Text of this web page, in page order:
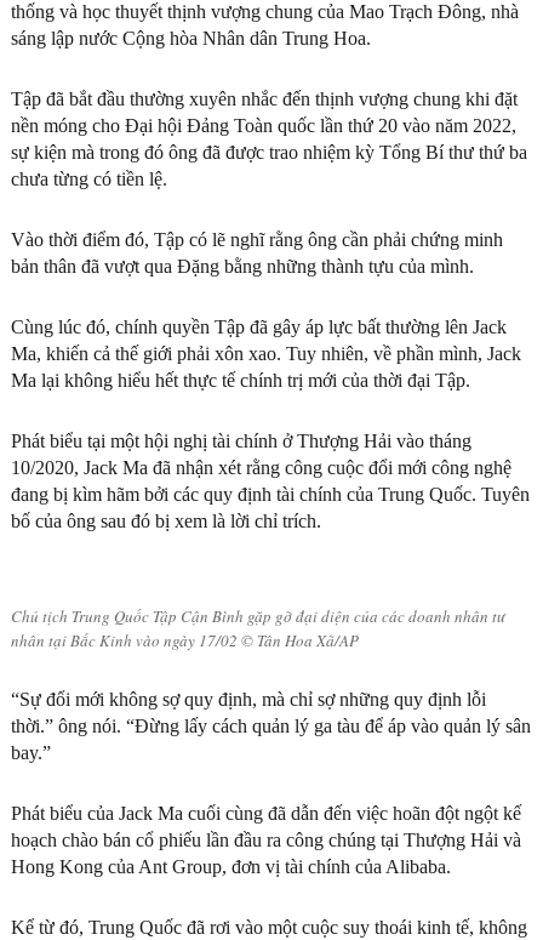
thống và học thuyết thịnh vượng chung của Mao Trạch Đông, nhà
sáng lập nước Cộng hòa Nhân dân Trung Hoa.
Tập đã bắt đầu thường xuyên nhắc đến thịnh vượng chung khi đặt
nền móng cho Đại hội Đảng Toàn quốc lần thứ 20 vào năm 2022,
sự kiện mà trong đó ông đã được trao nhiệm kỳ Tổng Bí thư thứ ba
chưa từng có tiền lệ.
Vào thời điểm đó, Tập có lẽ nghĩ rằng ông cần phải chứng minh
bản thân đã vượt qua Đặng bằng những thành tựu của mình.
Cùng lúc đó, chính quyền Tập đã gây áp lực bất thường lên Jack
Ma, khiến cả thế giới phải xôn xao. Tuy nhiên, về phần mình, Jack
Ma lại không hiểu hết thực tế chính trị mới của thời đại Tập.
Phát biểu tại một hội nghị tài chính ở Thượng Hải vào tháng
10/2020, Jack Ma đã nhận xét rằng công cuộc đổi mới công nghệ
đang bị kìm hãm bởi các quy định tài chính của Trung Quốc. Tuyên
bố của ông sau đó bị xem là lời chỉ trích.
Chủ tịch Trung Quốc Tập Cận Bình gặp gỡ đại diện của các doanh nhân tư
nhân tại Bắc Kinh vào ngày 17/02 © Tân Hoa Xã/AP
“Sự đổi mới không sợ quy định, mà chỉ sợ những quy định lỗi
thời.” ông nói. “Đừng lấy cách quản lý ga tàu để áp vào quản lý sân
bay.”
Phát biểu của Jack Ma cuối cùng đã dẫn đến việc hoãn đột ngột kế
hoạch chào bán cổ phiếu lần đầu ra công chúng tại Thượng Hải và
Hong Kong của Ant Group, đơn vị tài chính của Alibaba.
Kể từ đó, Trung Quốc đã rơi vào một cuộc suy thoái kinh tế, không